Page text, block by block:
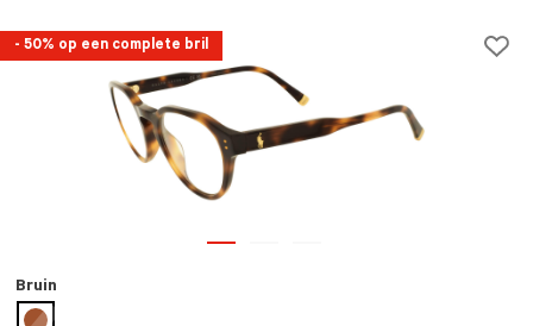
- 50% op een complete bril
Bruin